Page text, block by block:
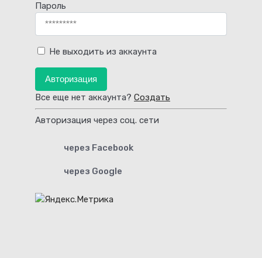
Пароль
Не выходить из аккаунта
Авторизация
Все еще нет аккаунта? Создать
Авторизация через соц. сети
через Facebook
через Google